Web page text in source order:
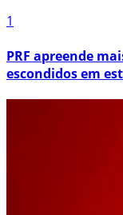
1
PRF apreende
escondidos em